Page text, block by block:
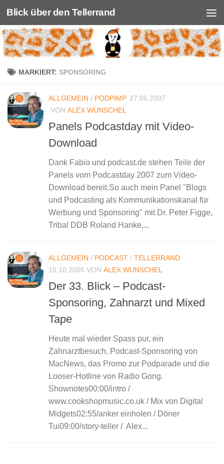
Unter dem Inhalt
Blick über den Tellerrand
MARKIERT: SPONSORING
ALLGEMEIN / PODPIMP 27.06.2007
VON ALEX WUNSCHEL
Panels Podcastday mit Video-
Download
Dank Fabio und podcast.de stehen Teile der
Panels vom Podcastday 2007 zum Video-
Download bereit.So auch mein Panel "Blogs
und Podcasting als Kommunikationskanal für
Werbung und Sponsoring" mit Dr. Peter Figge,
Tribal DDB Roland Hanke,...
ALLGEMEIN / PODCAST / TELLERRAND
10.10.2005 VON ALEX WUNSCHEL
Der 33. Blick – Podcast-
Sponsoring, Zahnarzt und Mixed
Tape
Heute mal wieder Spass pur, ein
Zahnarztbesuch, Podcast-Sponsoring von
MacNews, das Promo zur Podparade und die
Looser-Hotline von Radio Gong.
Shownotes00:00/intro /
www.cookshopmusic.co.uk / Mix von Digital
Midgets02:55/anker einholen / Döner
Tui09:00/story-teller / Alex...